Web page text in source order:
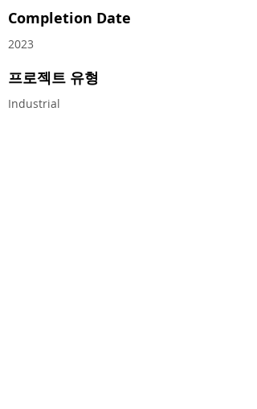
Completion Date
2023
프로젝트 유형
Industrial